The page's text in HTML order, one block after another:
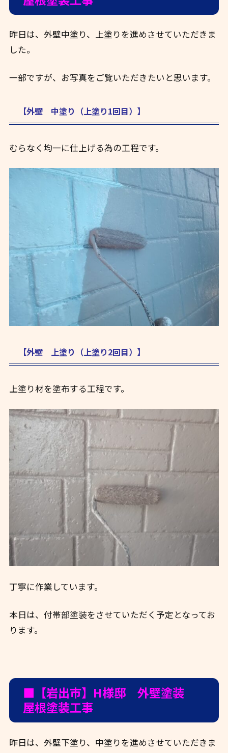
昨日は、外壁中塗り、上塗りを進めさせていただきま
した。
一部ですが、お写真をご覧いただきたいと思います。
【外壁 中塗り（上塗り1回目）】
むらなく均一に仕上げる為の工程です。
【外壁 上塗り（上塗り2回目）】
上塗り材を塗布する工程です。
丁寧に作業しています。
本日は、付帯部塗装をさせていただく予定となってお
ります。
■【岩出市】H様邸 外壁塗装
屋根塗装工事
昨日は、外壁下塗り、中塗りを進めさせていただきま